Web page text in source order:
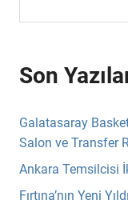
Son
Galatasaray
Salon ve Transfer
Ankara Temsilcisi
Fırtına’nın Yeni